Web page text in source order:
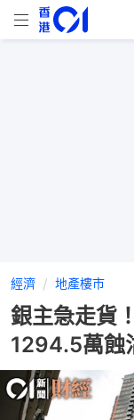
經濟 地產樓市
銀主急走貨
1294.5萬